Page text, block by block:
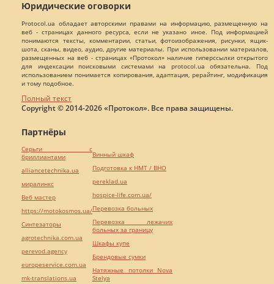
Юридические оговорки
Protocol.ua обладает авторскими правами на информацию, размещенную на
веб - страницах данного ресурса, если не указано иное. Под информацией
понимаются тексты, комментарии, статьи, фотоизображения, рисунки, ящик-
шота, сканы, видео, аудио, другие материалы. При использовании материалов,
размещенных на веб - страницах «Протокол» наличие гиперссылки открытого
для индексации поисковыми системами на protocol.ua обязательна. Под
использованием понимается копирования, адаптация, рерайтинг, модификация
и тому подобное.
Полный текст
Copyright © 2014-2026 «Протокол». Все права защищены.
Партнёры
Серьги с
бриллиантами
alliancetechnika.ua
миралинкс
Веб мастер
https://motokosmos.ua/
Синтезаторы
agrotechnika.com.ua
perevod.agency
europeservice.com.ua
mk-translations.ua
Винный шкаф
Подготовка к НМТ / ВНО
pereklad.ua
hospice-life.com.ua/
Перевозка больных
Перевозка лежачих
больных за границу
Шкафы купе
Брендовые сумки
Натяжные потолки Nova
Stelya